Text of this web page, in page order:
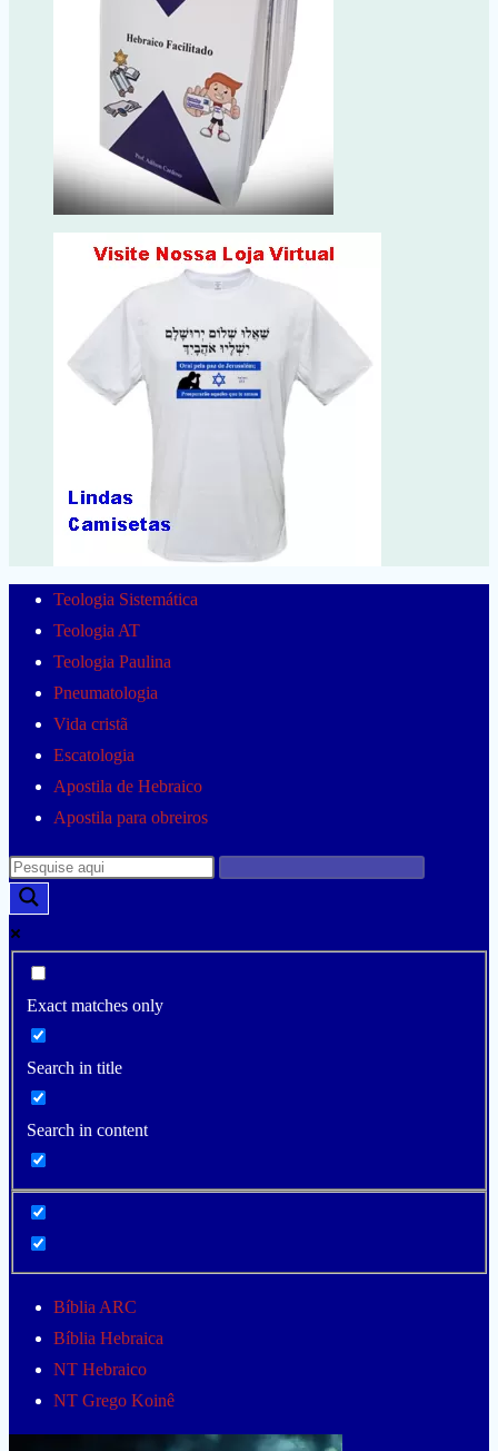
Teologia Sistemática
Teologia AT
Teologia Paulina
Pneumatologia
Vida cristã
Escatologia
Apostila de Hebraico
Apostila para obreiros
Exact matches only
Search in title
Search in content
Bíblia ARC
Bíblia Hebraica
NT Hebraico
NT Grego Koinê